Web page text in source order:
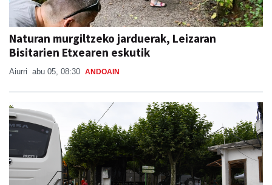
Naturan murgiltzeko jarduerak, Leizaran
Bisitarien Etxearen eskutik
Aiurri abu 05, 08:30 ANDOAIN